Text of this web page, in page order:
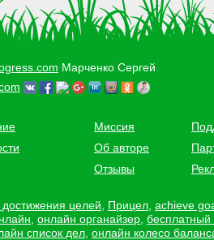
Марченко Сергей
Миссия
Об авторе
Отзывы
целей Прицел achieve
онлайн органайзер
список дел онлайн колесо